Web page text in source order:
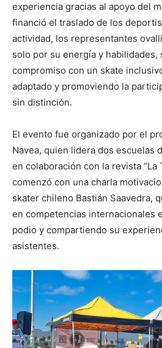
experiencia gracias al apoyo del
financió el traslado de los
actividad, los representantes
solo por su energía y habilidades,
compromiso con un skate
adaptado y promoviendo la
sin distinción.
El evento fue organizado por el
Navea, quien lidera dos escuelas
en colaboración con la revista “La
comenzó con una charla
skater chileno Bastián Saavedra,
en competencias internacionales
podio y compartiendo su
asistentes.